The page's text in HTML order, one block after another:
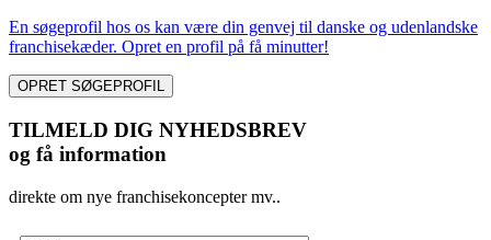
En søgeprofil hos os kan være din genvej til danske og udenlandske
franchisekæder. Opret en profil på få minutter!
OPRET SØGEPROFIL
TILMELD DIG NYHEDSBREV
og få information
direkte om nye franchisekoncepter mv..